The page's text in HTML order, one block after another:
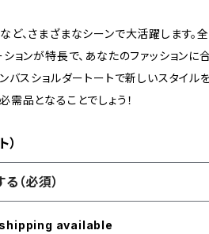
、さまざまなシーンで大活躍します。
ョンが特長で、あなたのファッションに
バスショルダートートで新しいスタイル
品となることでしょう！
（必須）
available